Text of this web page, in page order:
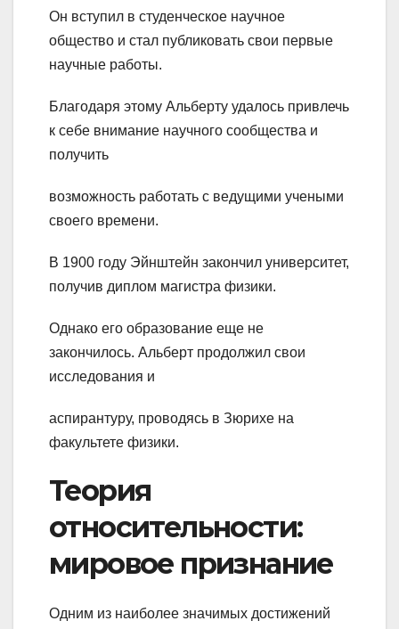
Он вступил в студенческое научное
общество и стал публиковать свои первые
научные работы.
Благодаря этому Альберту удалось привлечь
к себе внимание научного сообщества и
получить
возможность работать с ведущими учеными
своего времени.
В 1900 году Эйнштейн закончил университет,
получив диплом магистра физики.
Однако его образование еще не
закончилось. Альберт продолжил свои
исследования и
аспирантуру, проводясь в Зюрихе на
факультете физики.
Теория
относительности:
мировое признание
Одним из наиболее значимых достижений